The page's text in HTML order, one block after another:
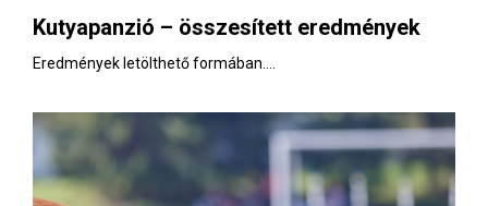
Kutyapanzió – összesített eredmények
Eredmények letölthető formában....